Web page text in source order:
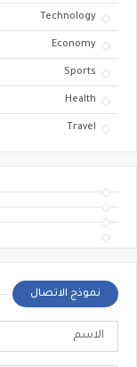
Technology
Economy
Sports
Health
Travel
نموذج الاتصال